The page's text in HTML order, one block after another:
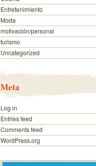
Entretenimiento
Moda
motivación/personal
turismo
Uncategorized
Meta
Log in
Entries feed
Comments feed
WordPress.org